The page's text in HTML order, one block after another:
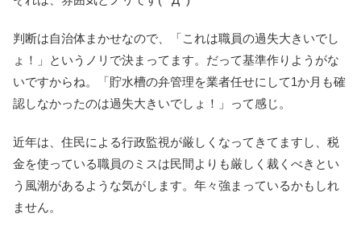
判断は自治体まかせなので、「これは職員の過失大きいでし
ょ！」というノリで決まってます。だって基準作りようがな
いですからね。「貯水槽の弁管理を業者任せにして1か月も確
認しなかったのは過失大きいでしょ！」って感じ。
近年は、住民による行政監視が厳しくなってきてますし、税
金を使っている職員のミスは民間よりも厳しく裁くべきとい
う風潮があるような気がします。年々強まっているかもしれ
ません。